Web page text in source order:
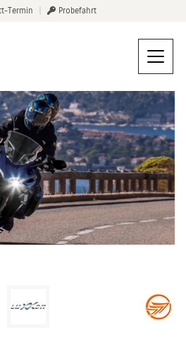
Termin Probefahrt